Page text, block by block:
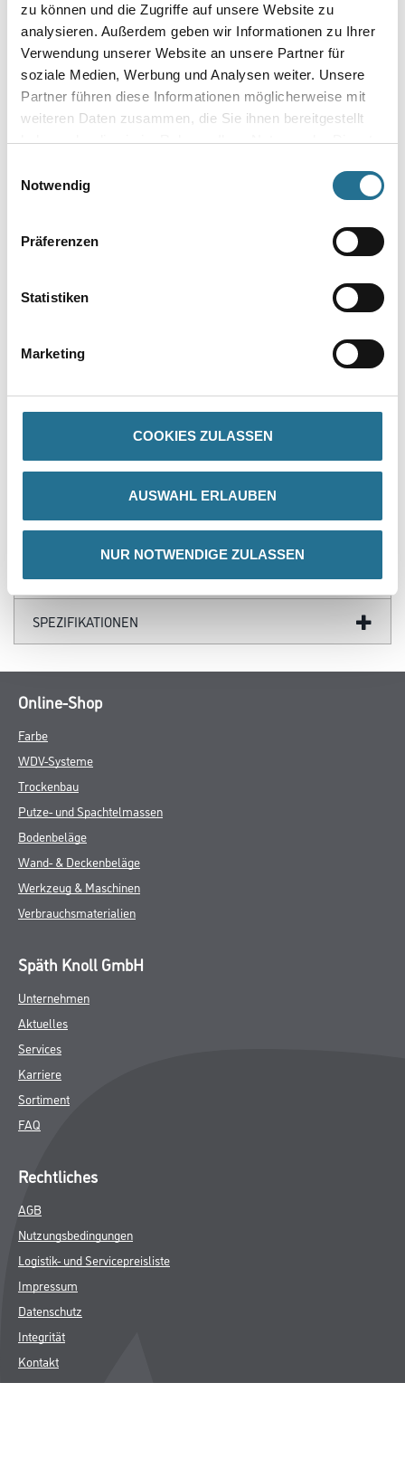
zu können und die Zugriffe auf unsere Website zu
analysieren. Außerdem geben wir Informationen zu Ihrer
Verwendung unserer Website an unsere Partner für
soziale Medien, Werbung und Analysen weiter. Unsere
Partner führen diese Informationen möglicherweise mit
weiteren Daten zusammen, die Sie ihnen bereitgestellt
haben oder die sie im Rahmen Ihrer Nutzung der Dienste
Notwendig
Präferenzen
Statistiken
Marketing
COOKIES ZULASSEN
AUSWAHL ERLAUBEN
NUR NOTWENDIGE ZULASSEN
Umrechnungsfaktoren
PRODUKTEIGENSCHAFTEN
- Extrem farbstark und ergiebig
- Hervorragendes Mischverhalten
GEFAHRENHINWEISE
DATENBLÄTTER
SPEZIFIKATIONEN
Online-Shop
Farbe
WDV-Systeme
Trockenbau
Putze- und Spachtelmassen
Bodenbeläge
Wand- & Deckenbeläge
Werkzeug & Maschinen
Verbrauchsmaterialien
Späth Knoll GmbH
Unternehmen
Aktuelles
Services
Karriere
Sortiment
FAQ
Rechtliches
AGB
Nutzungsbedingungen
Logistik- und Servicepreisliste
Impressum
Datenschutz
Integrität
Kontakt